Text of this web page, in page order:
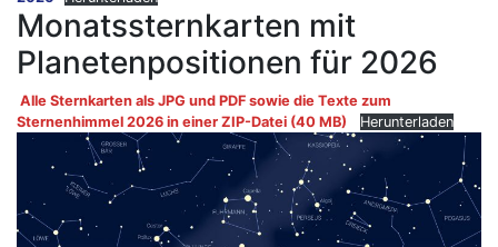
Monatssternkarten mit
Planetenpositionen für 2026
Alle Sternkarten als JPG und PDF sowie die Texte zum
Sternenhimmel 2026 in einer ZIP-Datei (40 MB)
Herunterladen